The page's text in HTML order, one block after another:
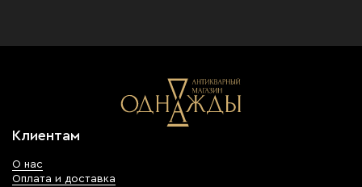
Клиентам
О нас
Оплата и доставка